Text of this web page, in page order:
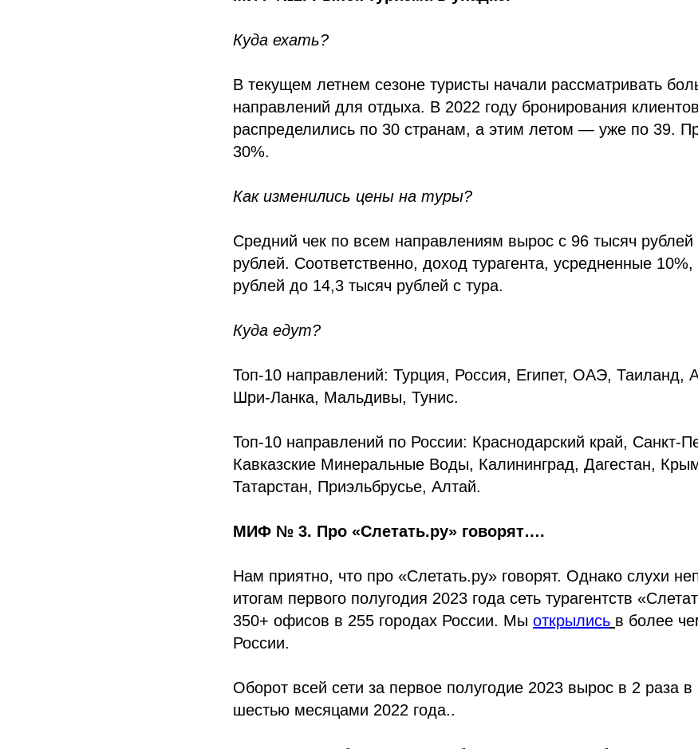
Куда ехать?
В текущем летнем сезоне туристы начали рассматривать
направлений для отдыха. В 2022 году бронирования
распределились по 30 странам, а этим летом — уже по 39.
30%.
Как изменились цены на туры?
Средний чек по всем направлениям вырос с 96 тысяч рублей
рублей. Соответственно, доход турагента, усредненные
рублей до 14,3 тысяч рублей с тура.
Куда едут?
Топ-10 направлений: Турция, Россия, Египет, ОАЭ, Таиланд,
Шри-Ланка, Мальдивы, Тунис.
Топ-10 направлений по России: Краснодарский край, Санкт-
Кавказские Минеральные Воды, Калининград, Дагестан,
Татарстан, Приэльбрусье, Алтай.
МИФ № 3. Про «Слетать.ру» говорят….
Нам приятно, что про «Слетать.ру» говорят. Однако слухи
итогам первого полугодия 2023 года сеть турагентств
350+ офисов в 255 городах России. Мы открылись в более
России.
Оборот всей сети за первое полугодие 2023 вырос в 2 раза в
шестью месяцами 2022 года..